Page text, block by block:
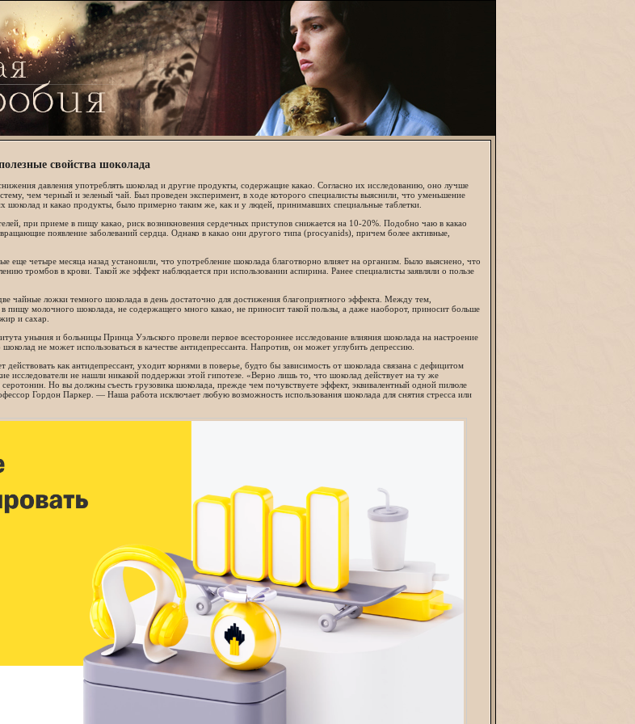
свойства шоколада
давления употреблять шоколад и другие продукты, содержащие какао. Согласно их исследованию, оно лучше
чем черный и зеленый чай. Был проведен эксперимент, в ходе которого специалисты выяснили, что уменьшение
шоколад и какао продукты, было примерно таким же, как и у людей, принимавших специальные таблетки.
при приеме в пищу какао, риск возникновения сердечных приступов снижается на 10-20%. Подобно чаю в какао
появление заболеваний сердца. Однако в какао они другого типа (procyanids), причем более активные,
еще четыре месяца назад установили, что употребление шоколада благотворно влияет на организм. Было выяснено, что
тромбов в крови. Такой же эффект наблюдается при использовании аспирина. Ранее специалисты заявляли о пользе
чайные ложки темного шоколада в день достаточно для достижения благоприятного эффекта. Между тем,
пищу молочного шоколада, не содержащего много какао, не приносит такой пользы, а даже наоборот, приносит больше
и сахар.
уныния и больницы Принца Уэльского провели первое всестороннее исследование влияния шоколада на настроение
не может использоваться в качестве антидепрессанта. Напротив, он может углубить депрессию.
как антидепрессант, уходит корнями в поверье, будто бы зависимость от шоколада связана с дефицитом
исследователи не нашли никакой поддержки этой гипотезе. «Верно лишь то, что шоколад действует на ту же
Но вы должны съесть грузовика шоколада, прежде чем почувствуете эффект, эквивалентный одной пилюле
Гордон Паркер. — Наша работа исключает любую возможность использования шоколада для снятия стресса или